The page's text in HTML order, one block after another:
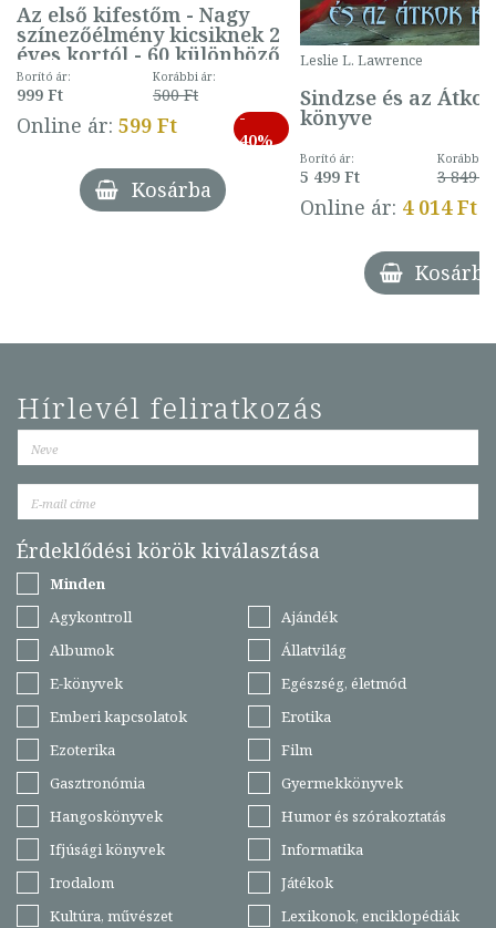
Az első kifestőm - Nagy
színezőélmény kicsiknek 2
éves kortól - 60 különböző
mintával (gombás)
Borító ár:
999 Ft
Korábbi ár:
500 Ft
Online ár: 599 Ft
-
40%
Kosárba
Leslie L. Lawrence
Sindzse és az Átkok
könyve
Borító ár:
5 499 Ft
Korábbi
3 849 Ft
Online ár: 4 014 Ft
Kosárba
Hírlevél feliratkozás
Érdeklődési körök kiválasztása
Minden
Agykontroll
Ajándék
Albumok
Állatvilág
E-könyvek
Egészség, életmód
Emberi kapcsolatok
Erotika
Ezoterika
Film
Gasztronómia
Gyermekkönyvek
Hangoskönyvek
Humor és szórakoztatás
Ifjúsági könyvek
Informatika
Irodalom
Játékok
Kultúra, művészet
Lexikonok, enciklopédiák